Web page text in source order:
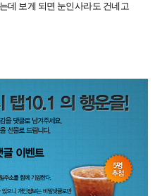
데 보게 되면 눈인사라도 건네고